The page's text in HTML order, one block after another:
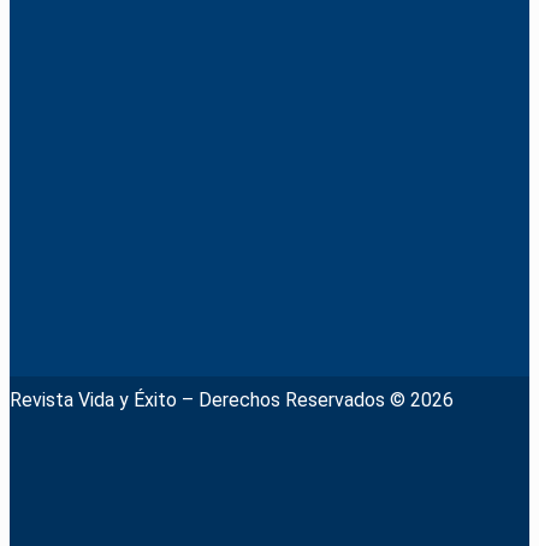
Revista Vida y Éxito – Derechos Reservados © 2026